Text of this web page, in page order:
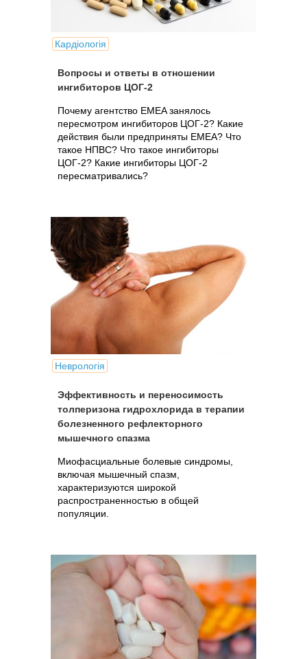
Кардіологія
Вопросы и ответы в отношении
ингибиторов ЦOГ-2
Почему агентство EMEA занялось
пересмотром ингибиторов ЦОГ-2? Какие
действия были предприняты EMEA? Что
такое НПВС? Что такое ингибиторы
ЦОГ-2? Какие ингибиторы ЦОГ-2
пересматривались?
Неврологія
Эффективность и переносимость
толперизона гидрохлорида в терапии
болезненного рефлекторного
мышечного спазма
Миофасциальные болевые синдромы,
включая мышечный спазм,
характеризуются широкой
распространенностью в общей
популяции.